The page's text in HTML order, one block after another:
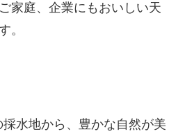
家庭、企業にもおいしい天
。
水地から、豊かな自然が美